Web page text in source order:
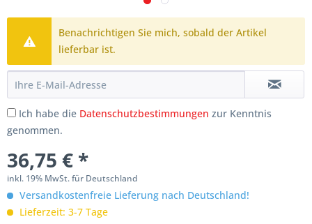
Benachrichtigen Sie mich, sobald der Artikel
lieferbar ist.
Ich habe die Datenschutzbestimmungen zur Kenntnis
genommen.
36,75 € *
inkl. 19% MwSt. für Deutschland
Versandkostenfreie Lieferung nach Deutschland!
Lieferzeit: 3-7 Tage